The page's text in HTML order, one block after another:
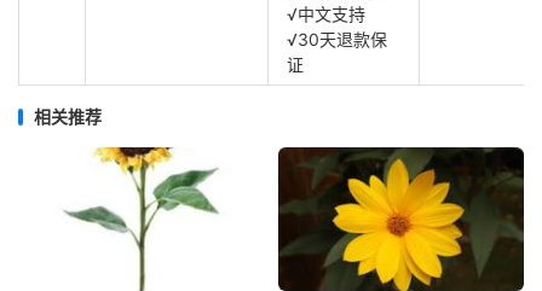
√中文支持
√30天退款保
证
相关推荐